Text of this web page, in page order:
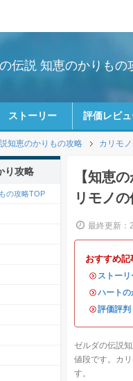
伝説 知恵のかりもの
ストーリー 評価レビ
知恵のかりもの攻略 カリモノ
【知恵
リモノ
最終更新：
おすすめ記
・ ストー
・ハートの
・評価評判
ゼルダの伝説
値段です。カ
す。
り攻略
の攻略TOP